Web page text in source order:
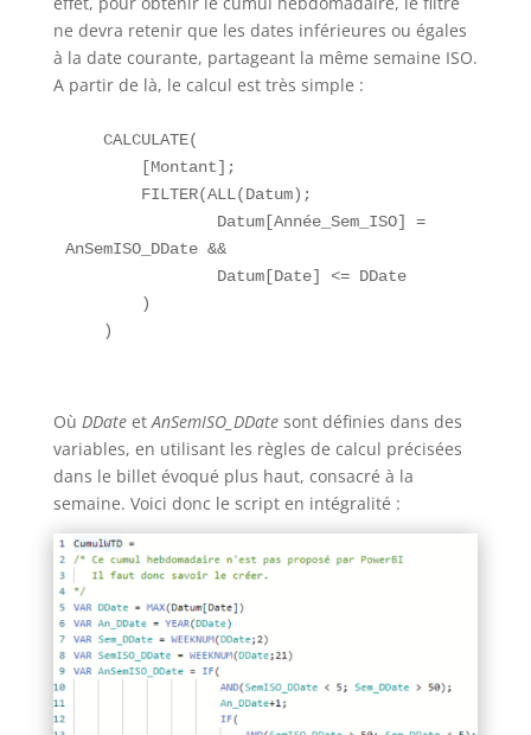
ne devra retenir que les dates inférieures ou égales
à la date courante, partageant la même semaine ISO.
A partir de là, le calcul est très simple :
AnSemISO_DDate &&
Où DDateet AnSemISO_DDatesont définies dans des
variables, en utilisant les règles de calcul précisées
dans le billet évoqué plus haut, consacré à la
semaine. Voici donc le script en intégralité :